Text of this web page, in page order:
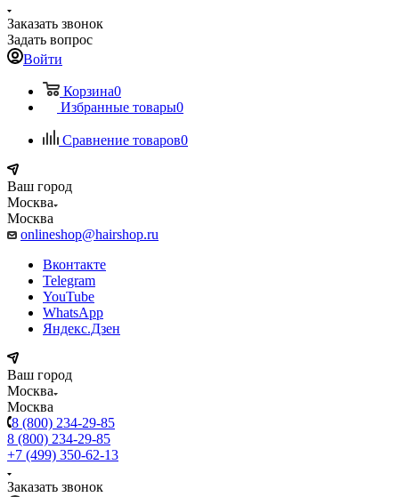
Заказать звонок
Задать вопрос
Войти
Корзина0
Избранные товары0
Сравнение товаров0
Ваш город
Москва
Москва
onlineshop@hairshop.ru
Вконтакте
Telegram
YouTube
WhatsApp
Яндекс.Дзен
Ваш город
Москва
Москва
8 (800) 234-29-85
8 (800) 234-29-85
+7 (499) 350-62-13
Заказать звонок